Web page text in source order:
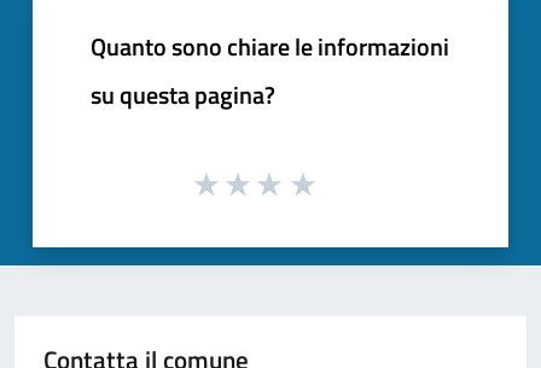
Quanto sono chiare le informazioni
su questa pagina?
Contatta il comune